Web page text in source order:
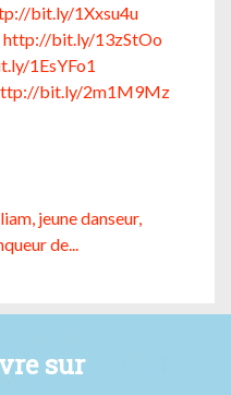
bit.ly/1Xxsu4u
http://bit.ly/13zStOo
1EsYFo1
bit.ly/2m1M9Mz
jeune danseur,
de...
sur